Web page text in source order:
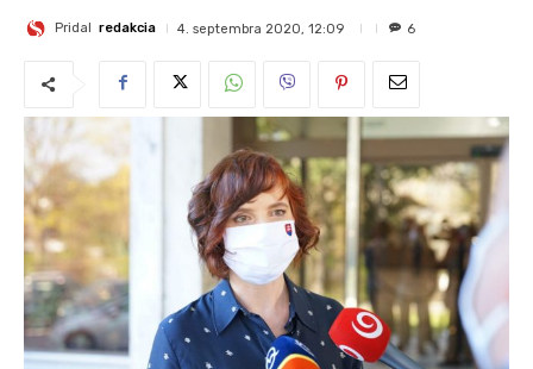
Pridal redakcia 4. septembra 2020, 12:09 6